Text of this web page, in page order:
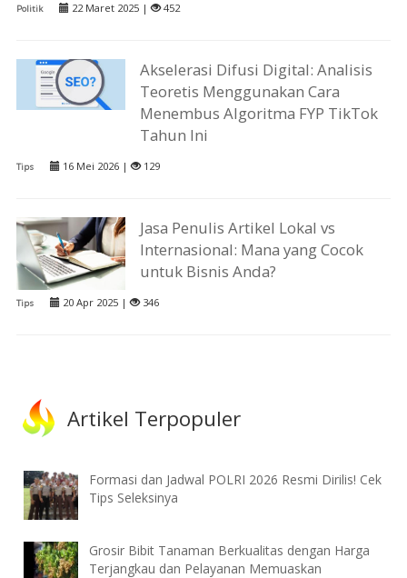
Politik 22 Maret 2025 | 452
Akselerasi Difusi Digital: Analisis
Teoretis Menggunakan Cara
Menembus Algoritma FYP TikTok
Tahun Ini
Tips 16 Mei 2026 | 129
Jasa Penulis Artikel Lokal vs
Internasional: Mana yang Cocok
untuk Bisnis Anda?
Tips 20 Apr 2025 | 346
Artikel Terpopuler
Formasi dan Jadwal POLRI 2026 Resmi Dirilis! Cek
Tips Seleksinya
Grosir Bibit Tanaman Berkualitas dengan Harga
Terjangkau dan Pelayanan Memuaskan